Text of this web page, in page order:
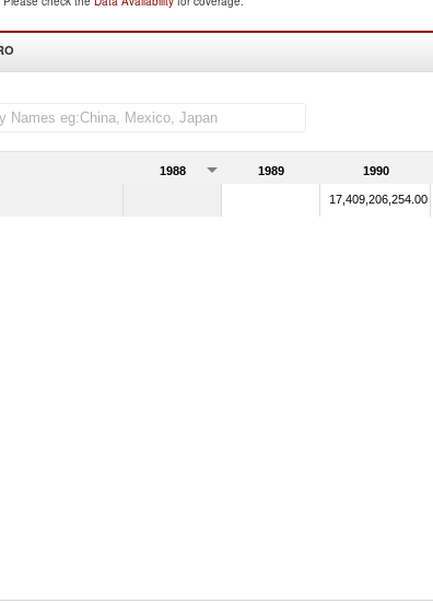
1988 1989 1990
17,409,206,254.00